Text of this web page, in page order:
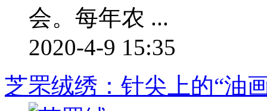
会。每年农 ...
2020-4-9 15:35
芝罘绒绣：针尖上的“油